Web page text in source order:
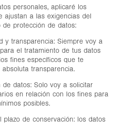
personales, aplicaré los
ajustan a las exigencias del
protección de datos:
y transparencia: Siempre voy a
el tratamiento de tus datos
fines específicos que te
transparencia.
de datos: Solo voy a solicitar
en relación con los fines para
posibles.
plazo de conservación: los datos